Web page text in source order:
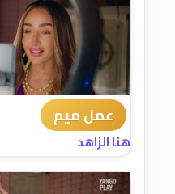
عمل ميم
هنا الزاهد